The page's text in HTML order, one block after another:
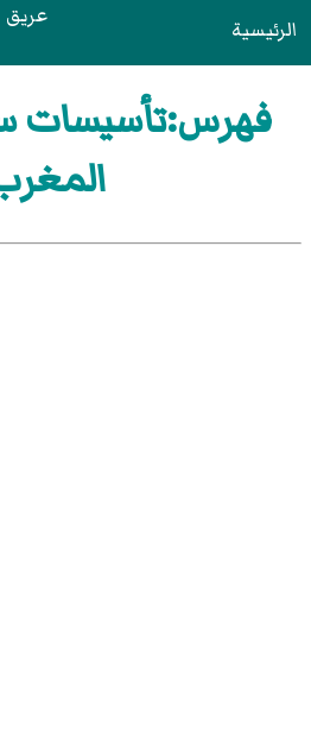
الرئيسية عريق